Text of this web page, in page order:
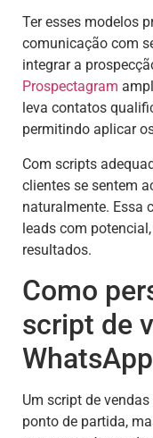
Ter esses modelos
comunicação com
integrar a
Prospectagram
leva contatos
permitindo aplicar
Com scripts
clientes se sentem
naturalmente. Essa
leads com
resultados.
Como
script de
WhatsApp
Um script de
ponto de partida,